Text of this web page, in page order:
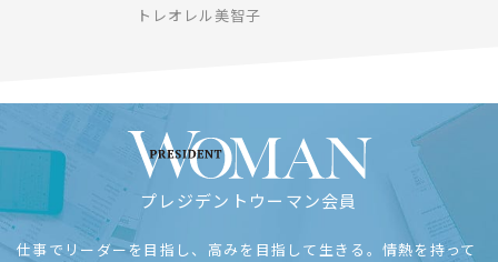
トレオレル美智子
プレジデントウーマン会員
仕事でリーダーを目指し、高みを目指して生きる。情熱を持って